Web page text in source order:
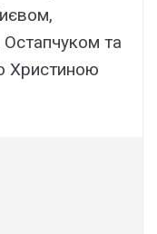
та
Христиною